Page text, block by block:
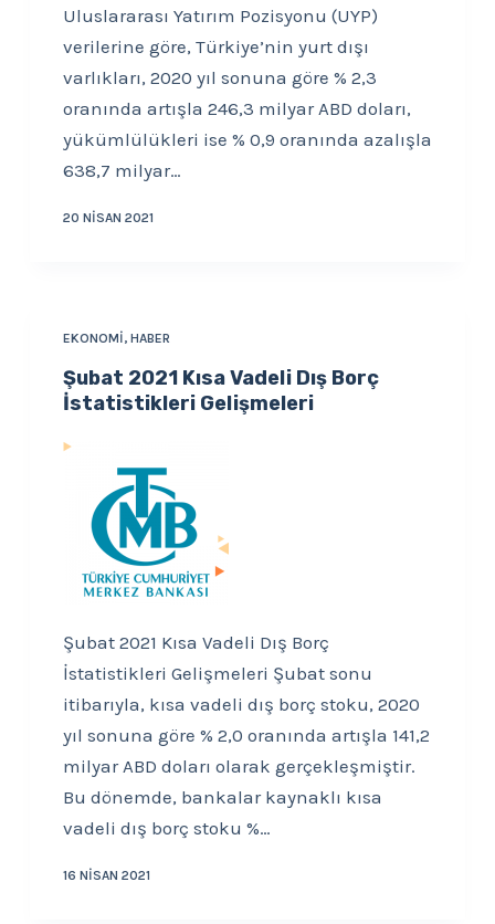
Uluslararası Yatırım Pozisyonu (UYP)
verilerine göre, Türkiye’nin yurt dışı
varlıkları, 2020 yıl sonuna göre % 2,3
oranında artışla 246,3 milyar ABD doları,
yükümlülükleri ise % 0,9 oranında azalışla
638,7 milyar…
20 NISAN 2021
EKONOMI, HABER
Şubat 2021 Kısa Vadeli Dış Borç
İstatistikleri Gelişmeleri
Şubat 2021 Kısa Vadeli Dış Borç
İstatistikleri Gelişmeleri Şubat sonu
itibarıyla, kısa vadeli dış borç stoku, 2020
yıl sonuna göre % 2,0 oranında artışla 141,2
milyar ABD doları olarak gerçekleşmiştir.
Bu dönemde, bankalar kaynaklı kısa
vadeli dış borç stoku %…
16 NISAN 2021